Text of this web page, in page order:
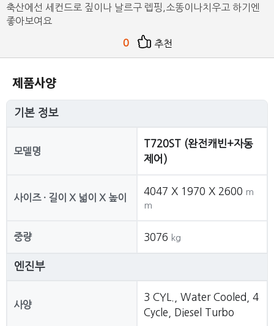
축산에선 세컨드로 짚이나 날르구 렙핑,소똥이나치우고 하기엔
좋아보여요
0 추천
제품사양
기본 정보
모델명
T720ST (완전캐빈+자동
제어)
사이즈 · 길이 X 넓이 X 높이
4047 X 1970 X 2600 m
m
중량 3076 kg
엔진부
사양
3 CYL., Water Cooled, 4
Cycle, Diesel Turbo